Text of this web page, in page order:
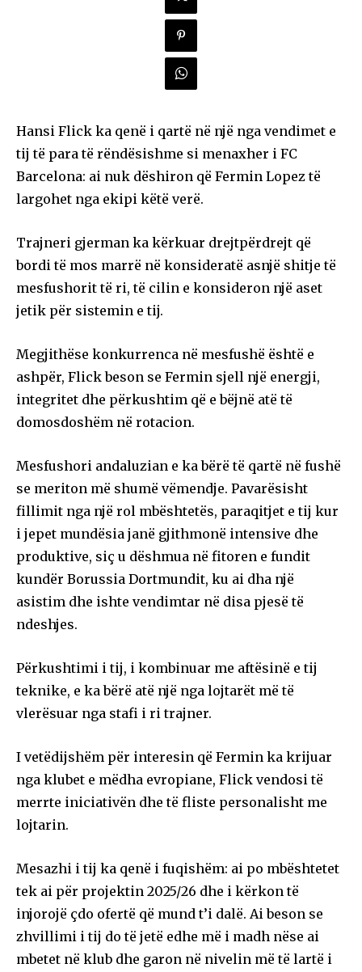
Hansi Flick ka qenë i qartë në një nga vendimet e
tij të para të rëndësishme si menaxher i FC
Barcelona: ai nuk dëshiron që Fermin Lopez të
largohet nga ekipi këtë verë.
Trajneri gjerman ka kërkuar drejtpërdrejt që
bordi të mos marrë në konsideratë asnjë shitje të
mesfushorit të ri, të cilin e konsideron një aset
jetik për sistemin e tij.
Megjithëse konkurrenca në mesfushë është e
ashpër, Flick beson se Fermin sjell një energji,
integritet dhe përkushtim që e bëjnë atë të
domosdoshëm në rotacion.
Mesfushori andaluzian e ka bërë të qartë në fushë
se meriton më shumë vëmendje. Pavarësisht
fillimit nga një rol mbështetës, paraqitjet e tij kur
i jepet mundësia janë gjithmonë intensive dhe
produktive, siç u dëshmua në fitoren e fundit
kundër Borussia Dortmundit, ku ai dha një
asistim dhe ishte vendimtar në disa pjesë të
ndeshjes.
Përkushtimi i tij, i kombinuar me aftësinë e tij
teknike, e ka bërë atë një nga lojtarët më të
vlerësuar nga stafi i ri trajner.
I vetëdijshëm për interesin që Fermin ka krijuar
nga klubet e mëdha evropiane, Flick vendosi të
merrte iniciativën dhe të fliste personalisht me
lojtarin.
Mesazhi i tij ka qenë i fuqishëm: ai po mbështetet
tek ai për projektin 2025/26 dhe i kërkon të
injorojë çdo ofertë që mund t’i dalë. Ai beson se
zhvillimi i tij do të jetë edhe më i madh nëse ai
mbetet në klub dhe garon në nivelin më të lartë i